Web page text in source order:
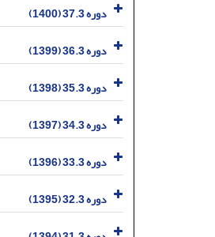
دوره 37.3 (1400)
دوره 36.3 (1399)
دوره 35.3 (1398)
دوره 34.3 (1397)
دوره 33.3 (1396)
دوره 32.3 (1395)